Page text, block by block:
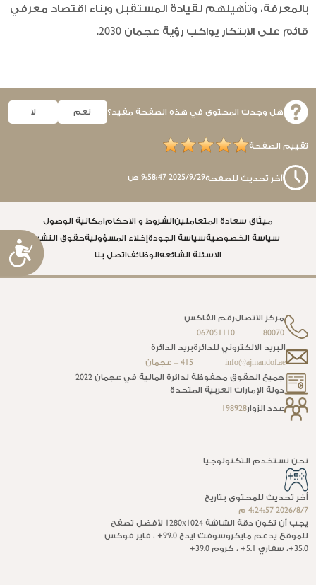
بالمعرفة، وتأهيلهم لقيادة المستقبل وبناء اقتصاد معرفي
قائم على الابتكار يواكب رؤية عجمان 2030.
هل وجدت المحتوى في هذه الصفحة مفيد؟ نعم لا
تقييم الصفحة
آخر تحديث للصفحة29‏‏/9‏‏/2025 9:58:47 ص
ميثاق سعادة المتعاملين الشروط و الاحكام امكانية الوصول
سياسة الخصوصيةسياسة الجودة إخلاء المسؤوليةحقوق النشر
الاسئلة الشائعه الوظائف اتصل بنا
مركز الاتصال
80070
رقم الفاكس
067051110
البريد الالكتروني للدائرة
info@ajmandof.ae
بريد الدائرة
415 – عجمان
جميع الحقوق محفوظة لدائرة المالية في عجمان 2022
دولة الإمارات العربية المتحدة
عدد الزوار198928
نحن نستخدم التكنولوجيا
أخر تحديث للمحتوى بتاريخ
7‏‏/8‏‏/2026 4:24:57 م
يجب أن تكون دقة الشاشة 1280x1024 لأفضل تصفح
للموقع يدعم مايكروسوفت ايدج 99.0+ ، فاير فوكس
35.0+، سفاري 5.1+ ، كروم 39.0+